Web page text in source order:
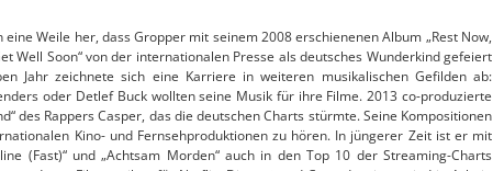
eine Weile her, dass Gropper mit seinem 2008 erschienenen Album „Rest Now,
Well Soon“ von der internationalen Presse als deutsches Wunderkind gefeiert
Jahr zeichnete sich eine Karriere in weiteren musikalischen Gefilden ab:
oder Detlef Buck wollten seine Musik für ihre Filme. 2013 co-produzierte
des Rappers Casper, das die deutschen Charts stürmte. Seine Kompositionen
Kino- und Fernsehproduktionen zu hören. In jüngerer Zeit ist er mit
(Fast)“ und „Achtsam Morden“ auch in den Top 10 der Streaming-Charts